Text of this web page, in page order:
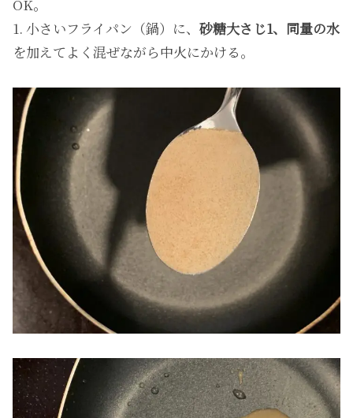
OK。
1. 小さいフライパン（鍋）に、 砂糖大さじ1、同量の水
を加えてよく混ぜながら中火にかける。